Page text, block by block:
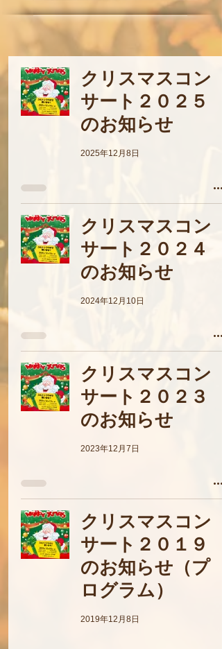
クリスマスコン
サート２０２５
のお知らせ
2025年12月8日
クリスマスコン
サート２０２４
のお知らせ
2024年12月10日
クリスマスコン
サート２０２３
のお知らせ
2023年12月7日
クリスマスコン
サート２０１９
のお知らせ（プ
ログラム）
2019年12月8日